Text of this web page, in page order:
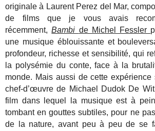
originale à Laurent Perez del Mar,
de films que je vous avais
récemment,Bambi de Michel Fessler
une musique éblouissante et
profondeur, richesse et sensibilité, qui
la polysémie du conte, face à la
monde. Mais aussi de cette expérience
chef-d’œuvre de Michael Dudok De
film dans lequel la musique est à
tombant en gouttes subtiles, pour ne
de la nature, avant peu à peu de se